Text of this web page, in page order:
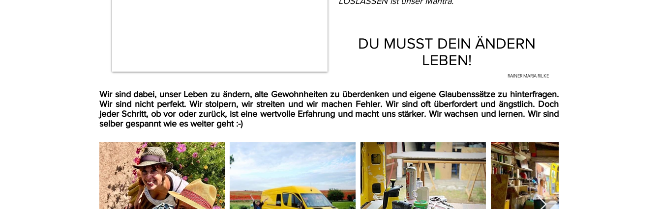
DU MUSST DEIN ÄNDERN
LEBEN!
RAINER MARIA RILKE
Wir sind dabei, unser Leben zu ändern, alte Gewohnheiten zu überdenken und eigene Glaubenssätze zu hinterfragen.
Wir sind nicht perfekt. Wir stolpern, wir streiten und wir machen Fehler. Wir sind oft überfordert und ängstlich. Doch
jeder Schritt, ob vor oder zurück, ist eine wertvolle Erfahrung und macht uns stärker. Wir wachsen und lernen. Wir sind
selber gespannt wie es weiter geht :-)